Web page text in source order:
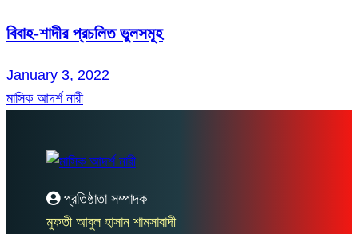
বিবাহ-শাদীর প্রচলিত ভুলসমূহ
January 3, 2022
মাসিক আদর্শ নারী
প্রতিষ্ঠাতা সম্পাদক
মুফতী আবুল হাসান শামসাবাদী